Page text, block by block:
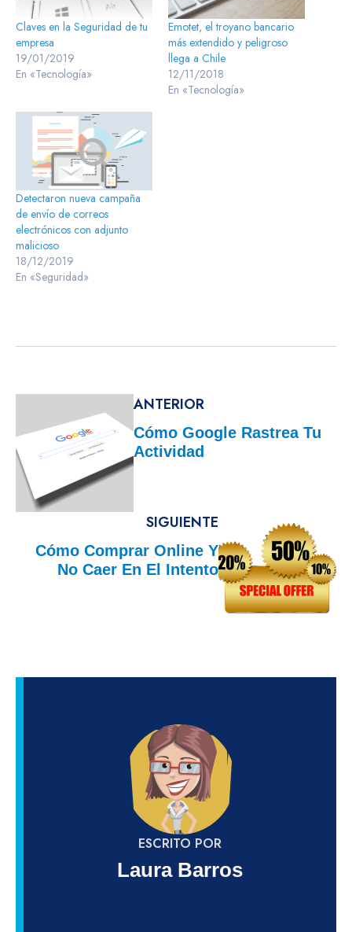
Claves en la Seguridad de tu
empresa
19/01/2019
En «Tecnología»
Emotet, el troyano bancario
más extendido y peligroso
llega a Chile
12/11/2018
En «Tecnología»
Detectaron nueva campaña
de envío de correos
electrónicos con adjunto
malicioso
18/12/2019
En «Seguridad»
ANTERIOR
Cómo Google Rastrea Tu
Actividad
SIGUIENTE
Cómo Comprar Online Y
No Caer En El Intento
ESCRITO POR
Laura Barros